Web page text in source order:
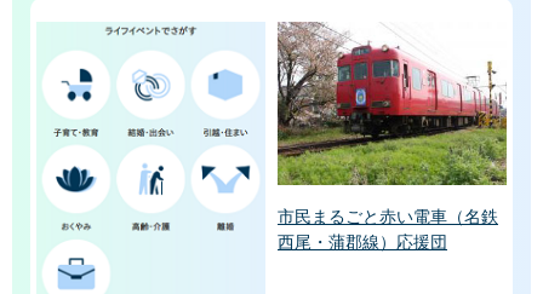
市民まるごと赤い電車（名鉄
西尾・蒲郡線）応援団